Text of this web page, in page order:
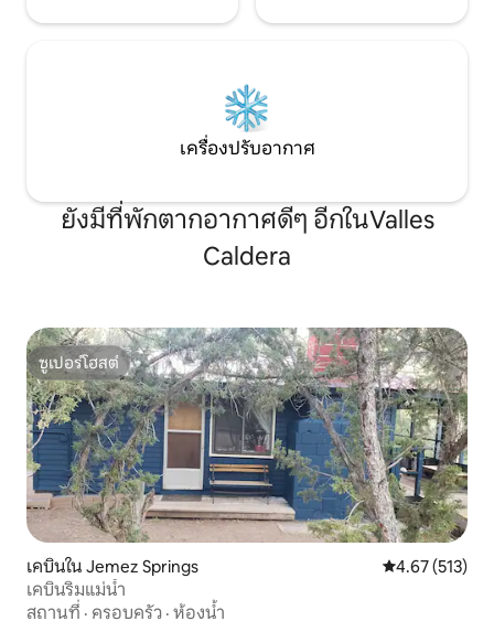
เครื่องปรับอากาศ
ยังมีที่พักตากอากาศดีๆ อีกในValles
Caldera
ซูเปอร์โฮสต์
ซูเปอร์โฮสต์
เคบินใน Jemez Springs คะแนนเฉลี่ย
4.67 (513)
เคบินริมแม่น้ำ
สถานที่ · ครอบครัว · ห้องน้ำ